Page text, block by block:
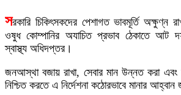
সরকারি চিকিৎসকদের পেশাগত ভাবমূর্তি অক্ষুণ্ন
ওষুধ কোম্পানির অযাচিত প্রভাব ঠেকাতে আট
স্বাস্থ্য অধিদপ্তর।
জনআস্থা বজায় রাখা, সেবার মান উন্নত করা এবং
নিশ্চিত করতে এ নির্দেশনা কঠোরভাবে মানার আহ্বান